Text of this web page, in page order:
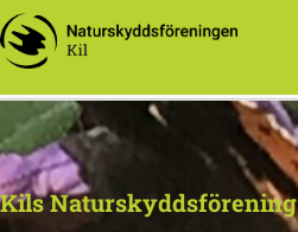
Kils Naturskyddsförening